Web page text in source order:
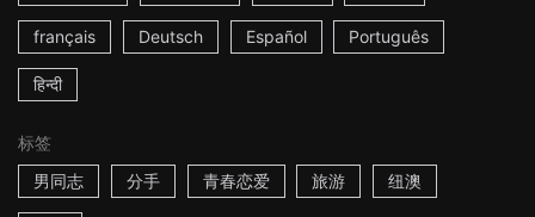
français Deutsch Español Português
हिन्दी
标签
男同志
分手 青春恋爱 旅游 纽澳